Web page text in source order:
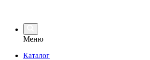
Меню
Каталог